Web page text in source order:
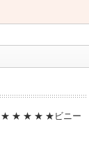
★ ★ ★ ★ ★ビニー